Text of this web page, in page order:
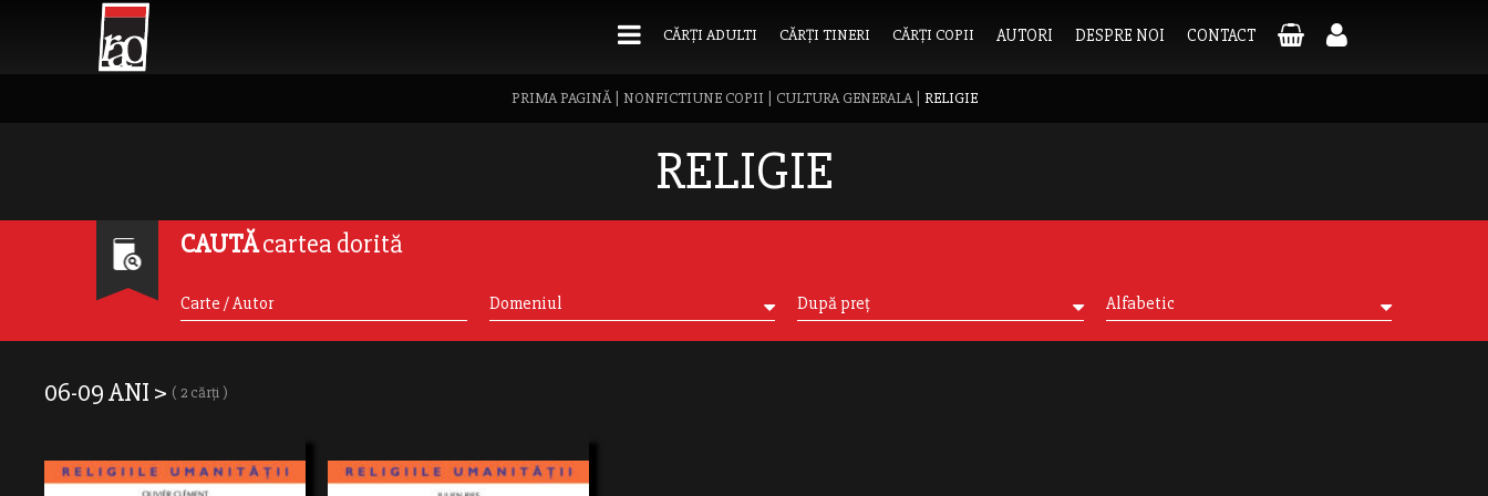
CĂRȚI ADULTI CĂRȚI TINERI CĂRȚI COPII AUTORI DESPRE NOI CONTACT
PRIMA PAGINĂ| NONFICTIUNE COPII CULTURA GENERALA| RELIGIE
RELIGIE
CAUTĂcartea dorită
Domeniul După preț Alfabetic
06-09 ANI > ( 2 cărți )